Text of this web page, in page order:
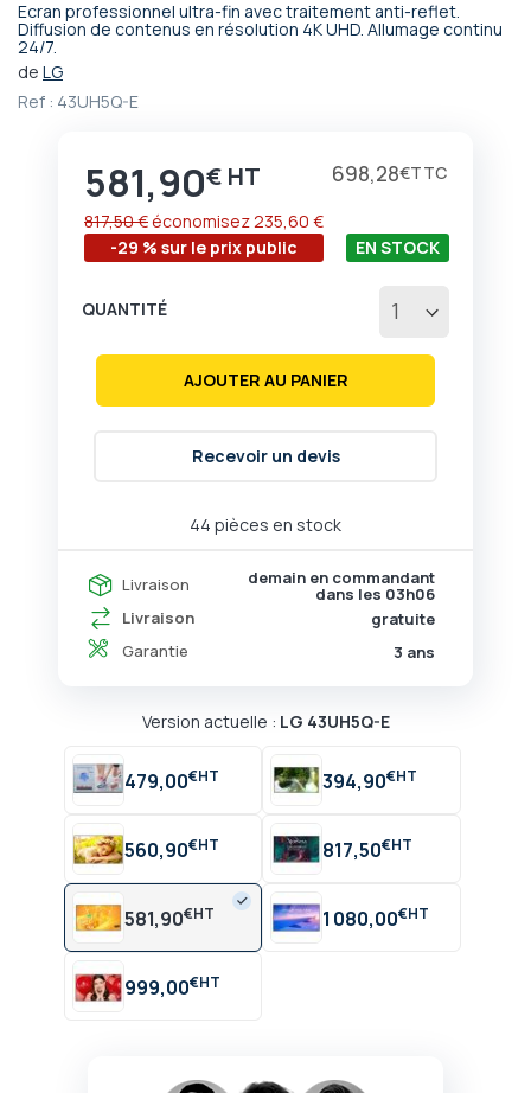
Ecran professionnel ultra-fin avec traitement anti-reflet.
Diffusion de contenus en résolution 4K UHD. Allumage continu
24/7.
de LG
Ref : 43UH5Q-E
Prix
581,90€ 698,28€
-29 % sur le prix public
817,50 € économisez235,60 €
44 pièces en stock
EN STOCK
Livraison demain en commandant
dans les 03h06
Livraison
gratuite
Garantie
3 ans
QUANTITÉ
AJOUTER AU PANIER
Recevoir un devis
Version actuelle : LG 43UH5Q-E
479,00€ 394,90€
560,90€ 817,50€
581,90€ 1 080,00€
999,00€
Passer
au
début
de
d’images